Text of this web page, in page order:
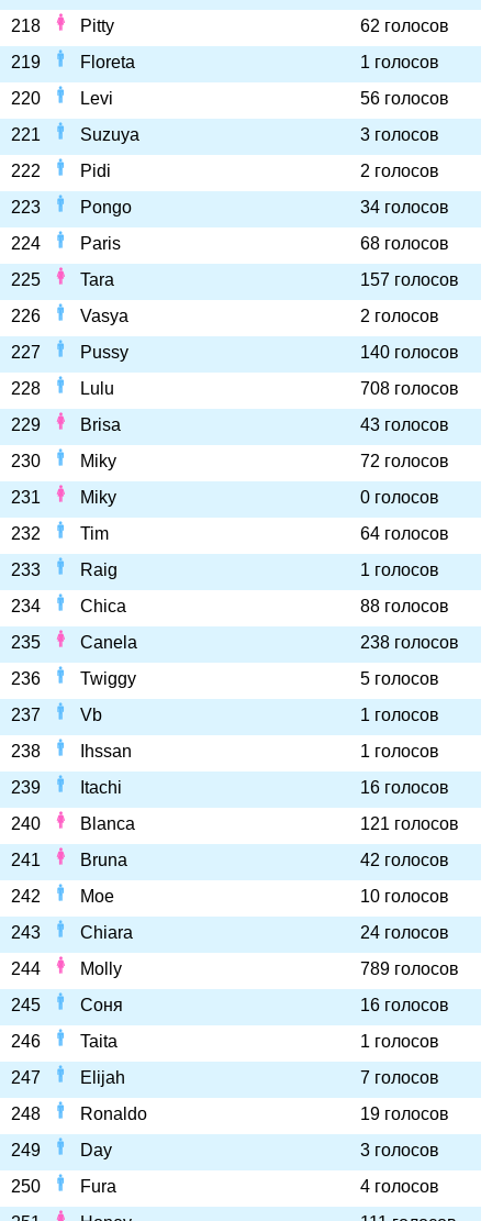
218
Pitty
62 голосов
219
Floreta
1 голосов
220
Levi
56 голосов
221
Suzuya
3 голосов
222
Pidi
2 голосов
223
Pongo
34 голосов
224
Paris
68 голосов
225
Tara
157 голосов
226
Vasya
2 голосов
227
Pussy
140 голосов
228
Lulu
708 голосов
229
Brisa
43 голосов
230
Miky
72 голосов
231
Miky
0 голосов
232
Tim
64 голосов
233
Raig
1 голосов
234
Chica
88 голосов
235
Canela
238 голосов
236
Twiggy
5 голосов
237
Vb
1 голосов
238
Ihssan
1 голосов
239
Itachi
16 голосов
240
Blanca
121 голосов
241
Bruna
42 голосов
242
Moe
10 голосов
243
Chiara
24 голосов
244
Molly
789 голосов
245
Соня
16 голосов
246
Taita
1 голосов
247
Elijah
7 голосов
248
Ronaldo
19 голосов
249
Day
3 голосов
250
Fura
4 голосов